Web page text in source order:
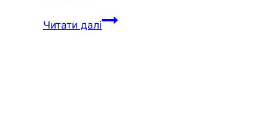
Читати далі